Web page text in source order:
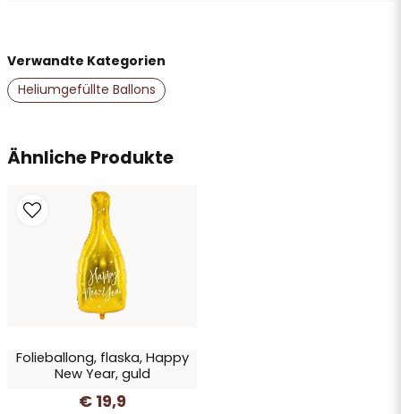
name
Name
email
E-Mail-Adresse
Ja, Sie dürfen meine Frage veröffentlichen
Ähnliche Produkte
Folieballong, flaska, Happy
New Year, guld
€ 19,9
Verwandte Kategorien
Heliumgefüllte Ballons